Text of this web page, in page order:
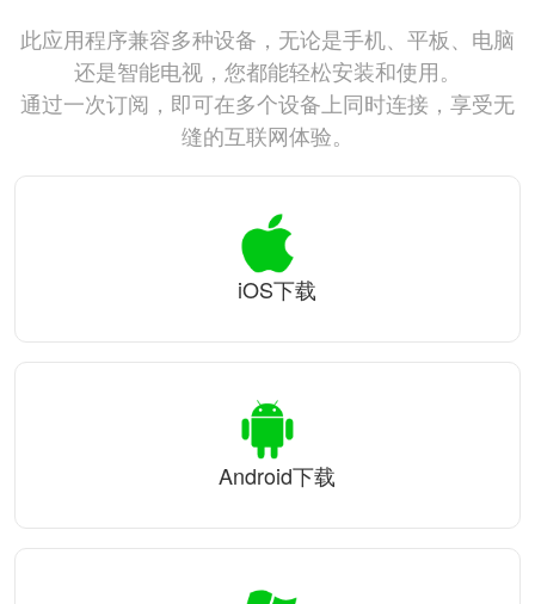
此应用程序兼容多种设备，无论是手机、平板、电脑
还是智能电视，您都能轻松安装和使用。
通过一次订阅，即可在多个设备上同时连接，享受无
缝的互联网体验。
iOS下载
Android下载